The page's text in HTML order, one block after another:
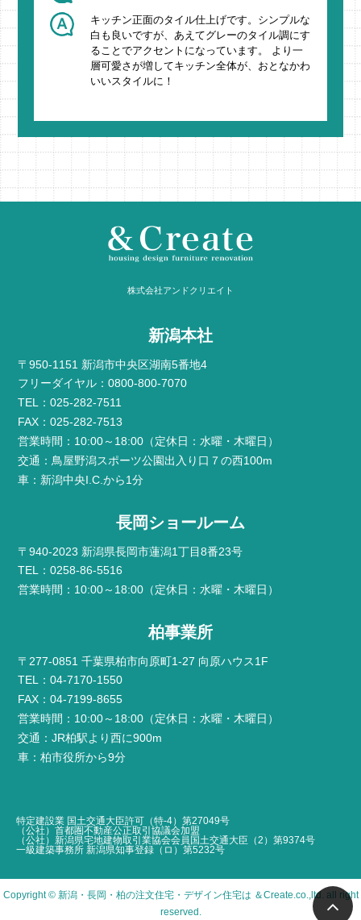
キッチン正面のタイル仕上げです。シンプルな
白も良いですが、あえてグレーのタイル調にす
ることでアクセントになっています。 より一
層可愛さが増してキッチン全体が、おとなかわ
いいスタイルに！
株式会社アンドクリエイト
新潟本社
〒950-1151 新潟市中央区湖南5番地4
フリーダイヤル：0800-800-7070
TEL：025-282-7511
FAX：025-282-7513
営業時間：10:00～18:00（定休日：水曜・木曜日）
交通：鳥屋野潟スポーツ公園出入り口７の西100m
車：新潟中央I.C.から1分
長岡ショールーム
〒940-2023 新潟県長岡市蓮潟1丁目8番23号
TEL：0258-86-5516
営業時間：10:00～18:00（定休日：水曜・木曜日）
柏事業所
〒277-0851 千葉県柏市向原町1-27 向原ハウス1F
TEL：04-7170-1550
FAX：04-7199-8655
営業時間：10:00～18:00（定休日：水曜・木曜日）
交通：JR柏駅より西に900m
車：柏市役所から9分
特定建設業 国土交通大臣許可（特-4）第27049号
（公社）首都圏不動産公正取引協議会加盟
（公社）新潟県宅地建物取引業協会会員国土交通大臣（2）第9374号
一級建築事務所 新潟県知事登録（ロ）第5232号
Copyright © 新潟・長岡・柏の注文住宅・デザイン住宅は ＆Create .co.,ltd. all right
reserved.